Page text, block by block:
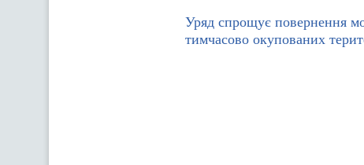
Уряд спрощує повернення
тимчасово окупованих